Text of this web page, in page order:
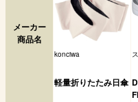
メーカー
商品名
konciwa
軽量折りたたみ日傘